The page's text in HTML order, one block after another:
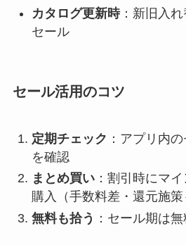
カタログ更新時：新旧入
セール
セール活用のコツ
定期チェック ：アプリ内
を確認
まとめ買い：割引時にマ
購入（手数料差・還元施策
無料も拾う ：セール期は